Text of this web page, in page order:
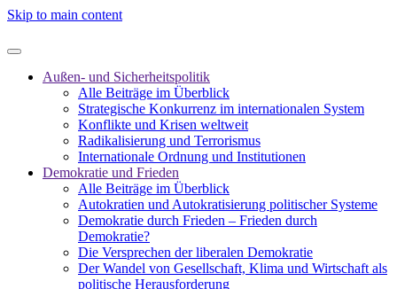
Skip to main content
Außen- und Sicherheitspolitik
Alle Beiträge im Überblick
Strategische Konkurrenz im internationalen System
Konflikte und Krisen weltweit
Radikalisierung und Terrorismus
Internationale Ordnung und Institutionen
Demokratie und Frieden
Alle Beiträge im Überblick
Autokratien und Autokratisierung politischer Systeme
Demokratie durch Frieden – Frieden durch
Demokratie?
Die Versprechen der liberalen Demokratie
Der Wandel von Gesellschaft, Klima und Wirtschaft als
politische Herausforderung